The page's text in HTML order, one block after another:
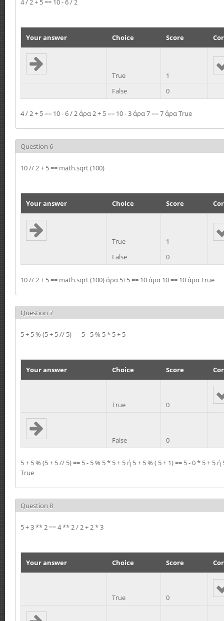
Your answer Choice Score
True
1
False
0
4 / 2 + 5 == 10 - 6 / 2 άρα 2 + 5 == 10 - 3 άρα 7 == 7 άρα True
Question 6
10 // 2 + 5 == math.sqrt (100)
Your answer Choice Score
True
1
False
0
10 // 2 + 5 == math.sqrt (100) άρα 5+5 == 10 άρα 10 == 10 άρα True
Question 7
5 + 5 % (5 + 5 // 5) == 5 - 5 % 5 * 5 + 5
Your answer Choice Score
True 0
False 0
5 + 5 % (5 + 5 // 5) == 5 - 5 % 5 * 5 + 5 ή 5 + 5 % ( 5 + 1) == 5 - 0 * 5 + 5
True
Question 8
5 + 3 ** 2 == 4 ** 2 / 2 + 2 * 3
Your answer Choice Score
True 0